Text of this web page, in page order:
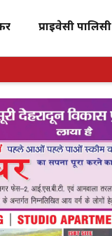
प्राइवेसी पालिसी